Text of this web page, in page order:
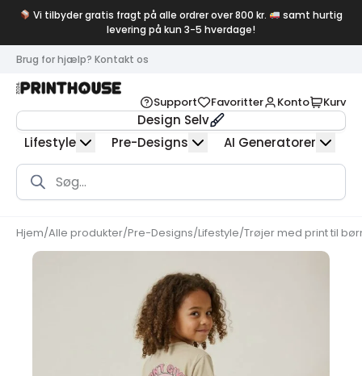
Vi tilbyder gratis fragt på alle ordrer over 800 kr.
samt hurtig
levering på kun 3-5 hverdage!
Brug for hjælp? Kontakt os
Support Favoritter Konto Kurv
Design Selv
Lifestyle
Pre-Designs AI Generatorer
Products
search
Hjem/Alle produkter/Pre-Designs/Lifestyle/Trøjer med print til